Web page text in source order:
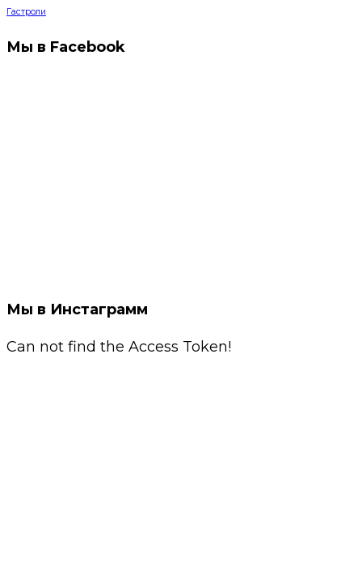
Гастроли
Мы в Facebook
Мы в Инстаграмм
Can not find the Access Token!